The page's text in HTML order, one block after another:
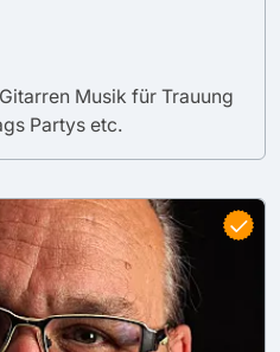
Musik für Trauung
Partys etc.